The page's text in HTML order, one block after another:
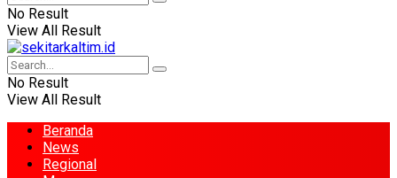
No Result
View All Result
No Result
View All Result
Beranda
News
Regional